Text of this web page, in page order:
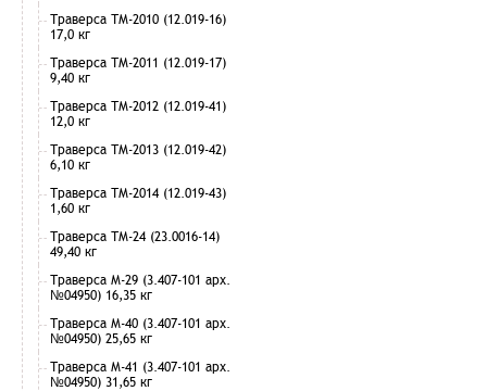
Траверса ТМ-2010 (12.019-16)
17,0 кг
Траверса ТМ-2011 (12.019-17)
9,40 кг
Траверса ТМ-2012 (12.019-41)
12,0 кг
Траверса ТМ-2013 (12.019-42)
6,10 кг
Траверса ТМ-2014 (12.019-43)
1,60 кг
Траверса ТМ-24 (23.0016-14)
49,40 кг
Траверса М-29 (3.407-101 арх.
№04950) 16,35 кг
Траверса М-40 (3.407-101 арх.
№04950) 25,65 кг
Траверса М-41 (3.407-101 арх.
№04950) 31,65 кг